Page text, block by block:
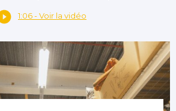
1:06 - Voir la vidéo